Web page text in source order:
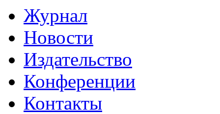
Журнал
Новости
Издательство
Конференции
Контакты